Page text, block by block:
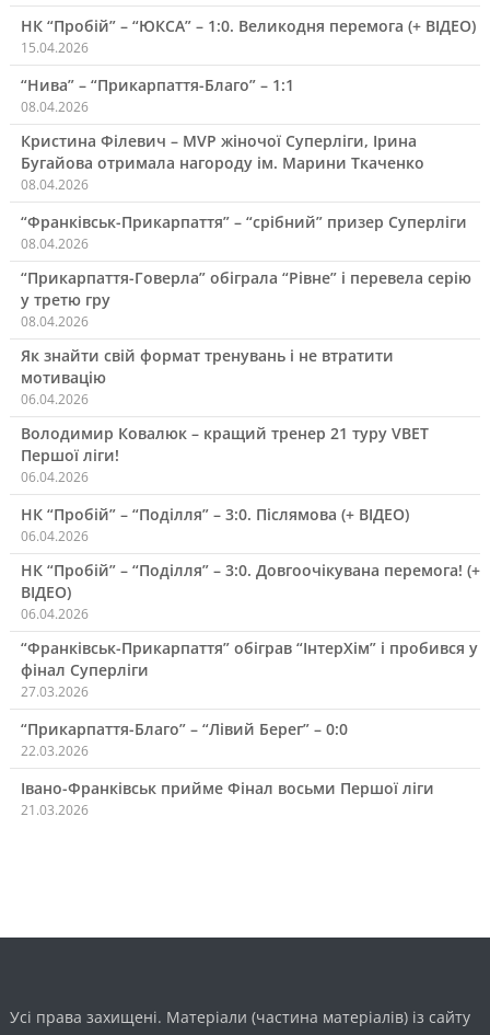
НК “Пробій” – “ЮКСА” – 1:0. Великодня перемога (+ ВІДЕО)
15.04.2026
“Нива” – “Прикарпаття-Благо” – 1:1
08.04.2026
Кристина Філевич – MVP жіночої Суперліги, Ірина
Бугайова отримала нагороду ім. Марини Ткаченко
08.04.2026
“Франківськ-Прикарпаття” – “срібний” призер Суперліги
08.04.2026
“Прикарпаття-Говерла” обіграла “Рівне” і перевела серію
у третю гру
08.04.2026
Як знайти свій формат тренувань і не втратити
мотивацію
06.04.2026
Володимир Ковалюк – кращий тренер 21 туру VBET
Першої ліги!
06.04.2026
НК “Пробій” – “Поділля” – 3:0. Післямова (+ ВІДЕО)
06.04.2026
НК “Пробій” – “Поділля” – 3:0. Довгоочікувана перемога! (+
ВІДЕО)
06.04.2026
“Франківськ-Прикарпаття” обіграв “ІнтерХім” і пробився у
фінал Суперліги
27.03.2026
“Прикарпаття-Благо” – “Лівий Берег” – 0:0
22.03.2026
Івано-Франківськ прийме Фінал восьми Першої ліги
21.03.2026
Усі права захищені. Матеріали (частина матеріалів) із сайту